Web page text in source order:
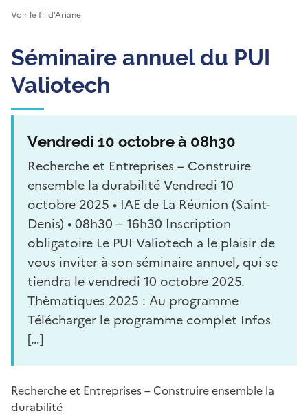
Voir le fil d’Ariane
Séminaire annuel du PUI
Valiotech
Vendredi 10 octobre à 08h30
Recherche et Entreprises – Construire
ensemble la durabilité Vendredi 10
octobre 2025 • IAE de La Réunion (Saint-
Denis) • 08h30 – 16h30 Inscription
obligatoire Le PUI Valiotech a le plaisir de
vous inviter à son séminaire annuel, qui se
tiendra le vendredi 10 octobre 2025.
Thèmatiques 2025 : Au programme
Télécharger le programme complet Infos
[…]
Recherche et Entreprises – Construire ensemble la
durabilité